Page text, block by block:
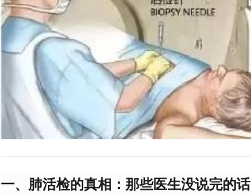
​一、肺活检的真相：那些医生没说完的话​